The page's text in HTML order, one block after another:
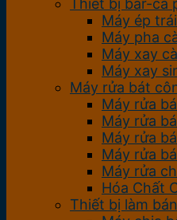
Thiết bị bar-cà
Máy ép
Máy pha
Máy xay
Máy xay
Máy rửa bát
Máy rửa
Máy rửa
Máy rửa
Máy rửa
Máy rửa
Hóa Chất
Thiết bị làm